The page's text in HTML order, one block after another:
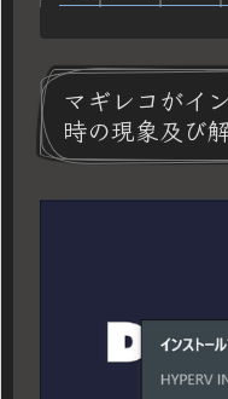
マギレコがイ
時の現象及び